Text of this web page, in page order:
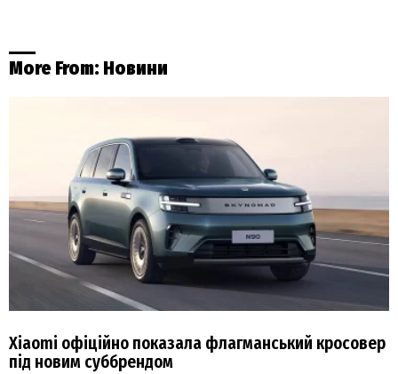
More From: Новини
Xiaomi офіційно показала флагманський кросовер
під новим суббрендом